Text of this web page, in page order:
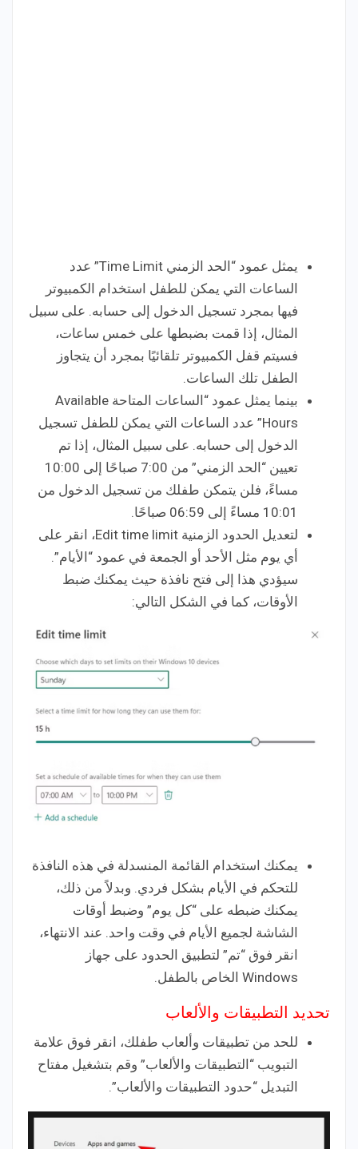
يمثل عمود “الحد الزمني Time Limit” عدد
الساعات التي يمكن للطفل استخدام الكمبيوتر
فيها بمجرد تسجيل الدخول إلى حسابه. على سبيل
المثال، إذا قمت بضبطها على خمس ساعات،
فسيتم قفل الكمبيوتر تلقائيًا بمجرد أن يتجاوز
الطفل تلك الساعات.
بينما يمثل عمود “الساعات المتاحة Available
Hours” عدد الساعات التي يمكن للطفل تسجيل
الدخول إلى حسابه. على سبيل المثال، إذا تم
تعيين “الحد الزمني” من 7:00 صباحًا إلى 10:00
مساءً، فلن يتمكن طفلك من تسجيل الدخول من
10:01 مساءً إلى 06:59 صباحًا.
لتعديل الحدود الزمنية Edit time limit، انقر على
أي يوم مثل الأحد أو الجمعة في عمود “الأيام”.
سيؤدي هذا إلى فتح نافذة حيث يمكنك ضبط
الأوقات، كما في الشكل التالي:
يمكنك استخدام القائمة المنسدلة في هذه النافذة
للتحكم في الأيام بشكل فردي. وبدلاً من ذلك،
يمكنك ضبطه على “كل يوم” وضبط أوقات
الشاشة لجميع الأيام في وقت واحد. عند الانتهاء،
انقر فوق “تم” لتطبيق الحدود على جهاز
Windows الخاص بالطفل.
تحديد التطبيقات والألعاب
للحد من تطبيقات وألعاب طفلك، انقر فوق علامة
التبويب “التطبيقات والألعاب” وقم بتشغيل مفتاح
التبديل “حدود التطبيقات والألعاب”.